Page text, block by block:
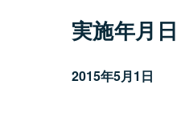
実施年月日
2015年5月1日